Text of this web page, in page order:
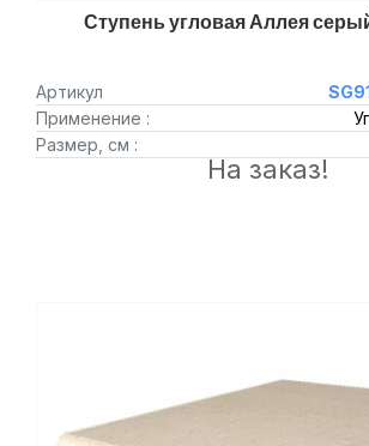
Ступень угловая Аллея
Артикул
Применение :
Размер, см :
На заказ!